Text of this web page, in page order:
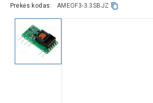
Prekės kodas: AMEOF3-3.3SBJZ